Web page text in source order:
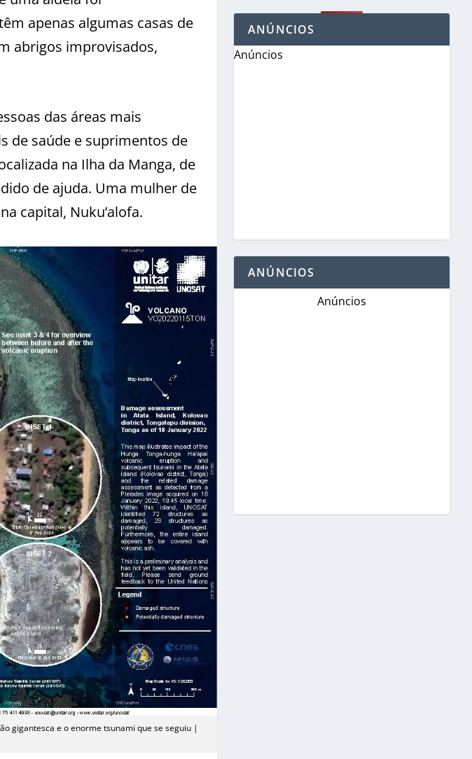
apenas algumas casas de
abrigos improvisados,
das áreas mais
de saúde e suprimentos de
na Ilha da Manga, de
de ajuda. Uma mulher de
capital, Nuku’alofa.
gigantesca e o enorme tsunami que se seguiu |
ANÚNCIOS
Anúncios
ANÚNCIOS
Anúncios